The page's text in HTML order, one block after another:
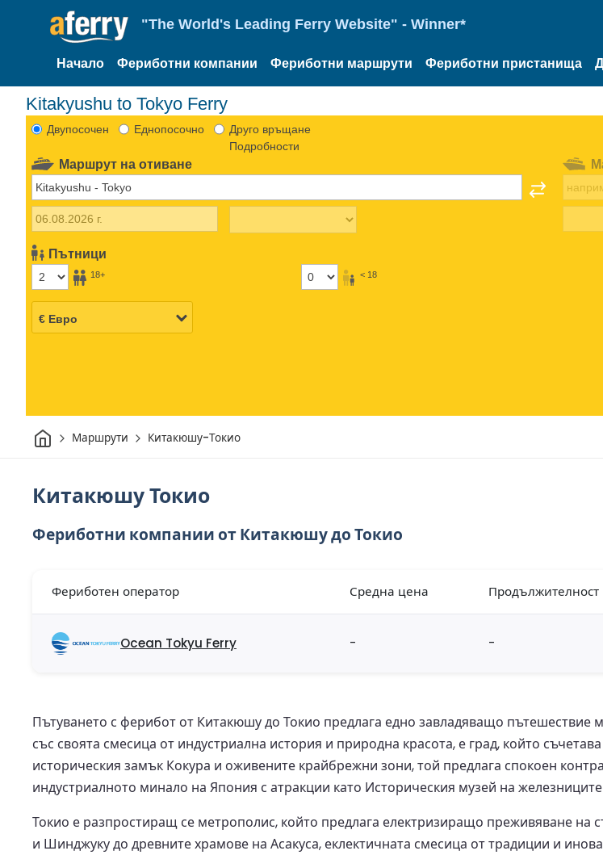
"The World's Leading Ferry Website" - Winner*
Начало Фериботни компании Фериботни маршрути Фериботни пристанища
Kitakyushu to Tokyo Ferry
Двупосочен Еднопосочно
Друго връщане
Подробности
Маршрут на отиване
Пътници
18+ < 18
Начало
Маршрути Китакюшу-Токио
Китакюшу Токио
Фериботни компании от Китакюшу до Токио
Фериботен оператор Средна цена Продължителност
Ocean Tokyu Ferry - -
Пътуването с ферибот от Китакюшу до Токио предлага едно завладяващо
със своята смесица от индустриална история и природна красота, е град, който
историческия замък Кокура и оживените крайбрежни зони, той предлага спокоен
индустриалното минало на Япония с атракции като Историческия музей на
Токио е разпростиращ се метрополис, който предлага електризиращо преживяване
и Шинджуку до древните храмове на Асакуса, еклектичната смесица от традиции и